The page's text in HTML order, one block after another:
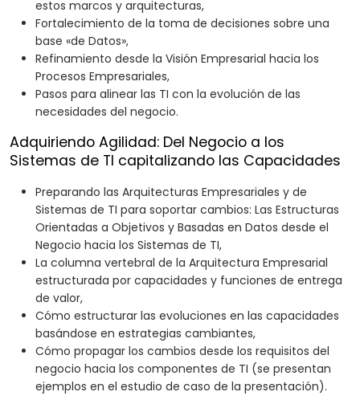
estos marcos y arquitecturas,
Fortalecimiento de la toma de decisiones sobre una
base «de Datos»,
Refinamiento desde la Visión Empresarial hacia los
Procesos Empresariales,
Pasos para alinear las TI con la evolución de las
necesidades del negocio.
Adquiriendo Agilidad: Del Negocio a los
Sistemas de TI capitalizando las Capacidades
Preparando las Arquitecturas Empresariales y de
Sistemas de TI para soportar cambios: Las Estructuras
Orientadas a Objetivos y Basadas en Datos desde el
Negocio hacia los Sistemas de TI,
La columna vertebral de la Arquitectura Empresarial
estructurada por capacidades y funciones de entrega
de valor,
Cómo estructurar las evoluciones en las capacidades
basándose en estrategias cambiantes,
Cómo propagar los cambios desde los requisitos del
negocio hacia los componentes de TI (se presentan
ejemplos en el estudio de caso de la presentación).